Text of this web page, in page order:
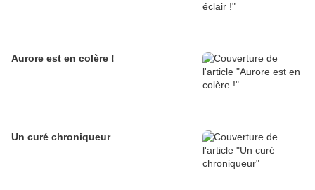
Aurore est en colère !
Un curé chroniqueur